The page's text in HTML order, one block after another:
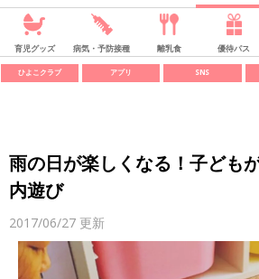
育児グッズ 病気・予防接種 離乳食 優待パス
ひよこクラブ アプリ SNS
雨の日が楽しくなる！子ども
内遊び
2017/06/27 更新